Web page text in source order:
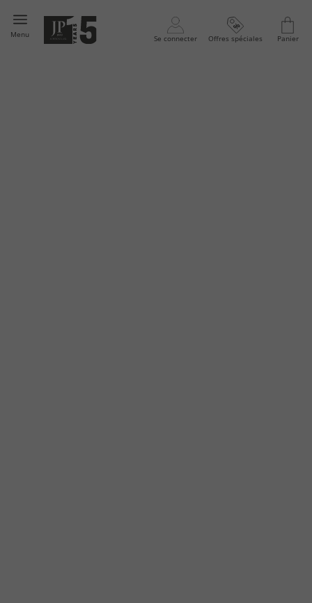
Menu Se connecter Offres spéciales Panier